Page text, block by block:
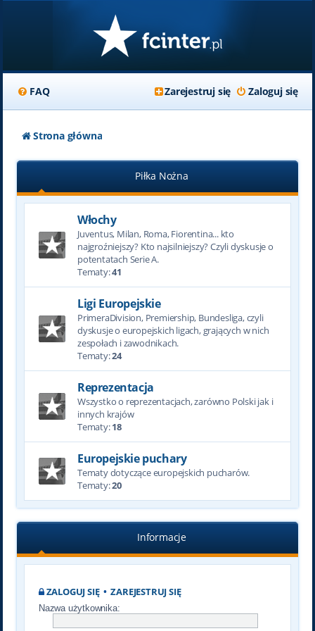
FAQ Zaloguj się
Zarejestruj się
Strona główna
Piłka Nożna
Włochy
Juventus, Milan, Roma, Fiorentina... kto
najgroźniejszy? Kto najsilniejszy? Czyli dyskusje o
potentatach Serie A.
Tematy:41
Ligi Europejskie
PrimeraDivision, Premiership, Bundesliga, czyli
dyskusje o europejskich ligach, grających w nich
zespołach i zawodnikach.
Tematy:24
Reprezentacja
Wszystko o reprezentacjach, zarówno Polski jak i
innych krajów
Tematy:18
Europejskie puchary
Tematy dotyczące europejskich pucharów.
Tematy:20
Informacje
ZALOGUJ SIĘ•ZAREJESTRUJ SIĘ
Nazwa użytkownika: